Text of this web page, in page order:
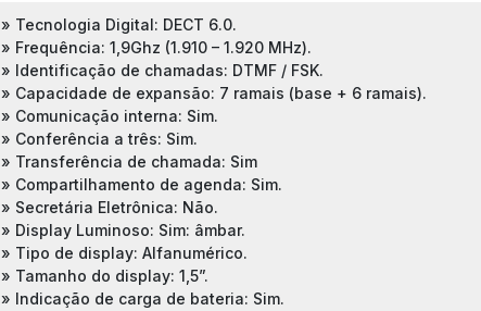
» Tecnologia Digital: DECT 6.0.
» Frequência: 1,9Ghz (1.910 – 1.920 MHz).
» Identificação de chamadas: DTMF / FSK.
» Capacidade de expansão: 7 ramais (base + 6 ramais).
» Comunicação interna: Sim.
» Conferência a três: Sim.
» Transferência de chamada: Sim
» Compartilhamento de agenda: Sim.
» Secretária Eletrônica: Não.
» Display Luminoso: Sim: âmbar.
» Tipo de display: Alfanumérico.
» Tamanho do display: 1,5”.
» Indicação de carga de bateria: Sim.